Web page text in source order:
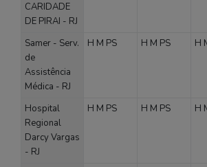
CARIDADE
DE PIRAI - RJ
Samer - Serv.
de
Assistência
Médica - RJ
H M PS H M PS H
Hospital
Regional
Darcy Vargas
- RJ
H M PS H M PS H